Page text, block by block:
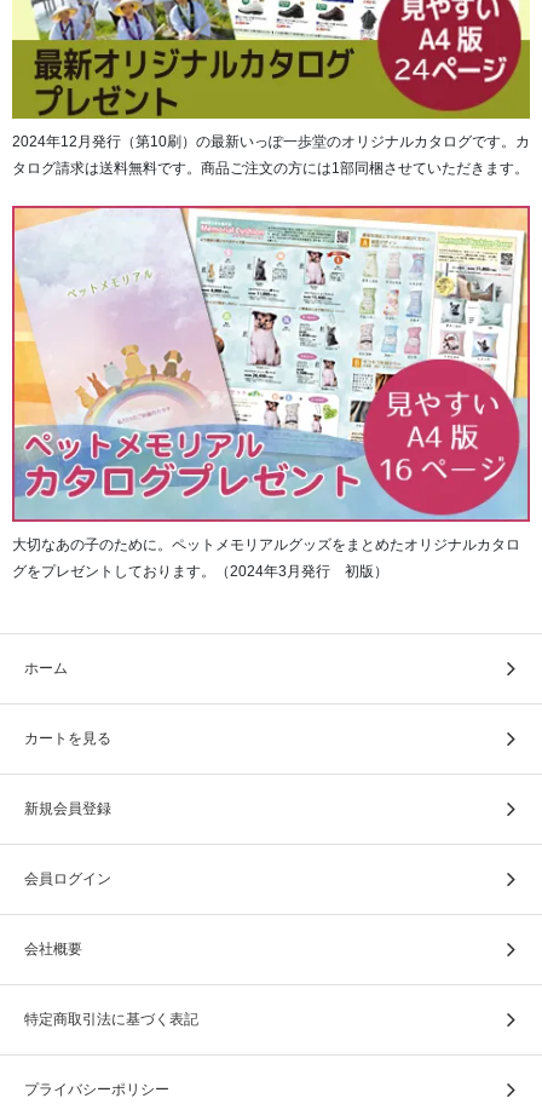
金軸先は、透かし仕様となっており高級感が漂います。
しっかりとした表装を施すことで、末代までの家宝として
2024年12月発行（第10刷）の最新いっぽ一歩堂のオリジナルカタログです。カ
タログ請求は送料無料です。商品ご注文の方には1部同梱させていただきます。
大切なあの子のために。ペットメモリアルグッズをまとめたオリジナルカタロ
グをプレゼントしております。（2024年3月発行 初版）
ホーム
カートを見る
新規会員登録
会員ログイン
会社概要
特定商取引法に基づく表記
プライバシーポリシー